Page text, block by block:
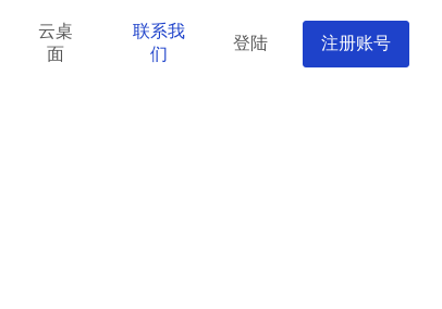
云桌
面
联系我
们
登陆 注册账号